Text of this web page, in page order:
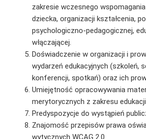
zakresie wczesnego
dziecka, organizacji kształcenia,
psychologiczno-pedagogicznej,
włączającej.
Doświadczenie w organizacji i
wydarzeń edukacyjnych (szkoleń,
konferencji, spotkań) oraz ich
Umiejętność opracowywania
merytorycznych z zakresu edukacji
Predyspozycje do wystąpień
Znajomość przepisów prawa
wytycznych WCAG 2.0.